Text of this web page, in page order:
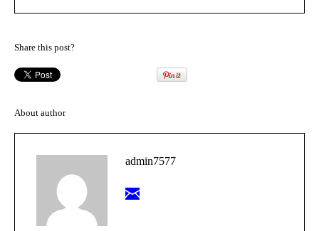
Share this post?
About author
admin7577